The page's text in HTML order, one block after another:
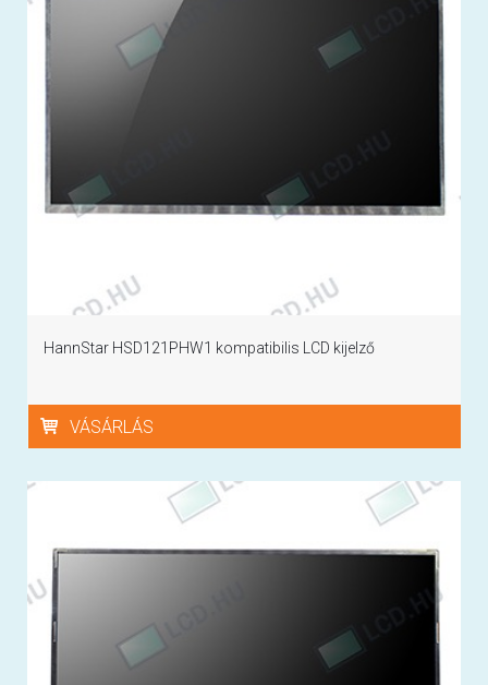
HannStar HSD121PHW1 kompatibilis LCD kijelző
VÁSÁRLÁS